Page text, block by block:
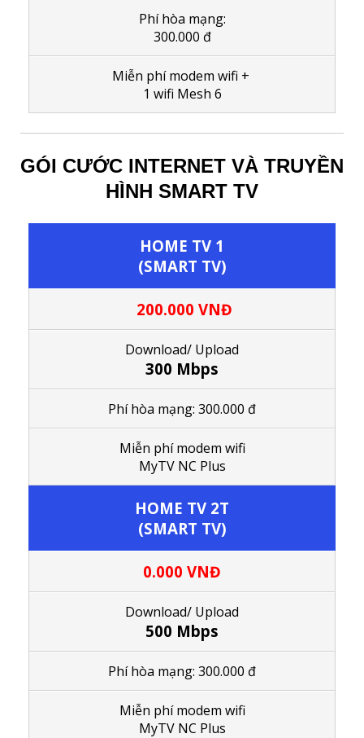
Phí hòa mạng:
300.000 đ
Miễn phí modem wifi +
1 wifi Mesh 6
GÓI CƯỚC INTERNET VÀ TRUYỀN
HÌNH SMART TV
HOME TV 1
(SMART TV)
200.000 VNĐ
Download/ Upload
300 Mbps
Phí hòa mạng: 300.000 đ
Miễn phí modem wifi
MyTV NC Plus
HOME TV 2T
(SMART TV)
0.000 VNĐ
Download/ Upload
500 Mbps
Phí hòa mạng: 300.000 đ
Miễn phí modem wifi
MyTV NC Plus